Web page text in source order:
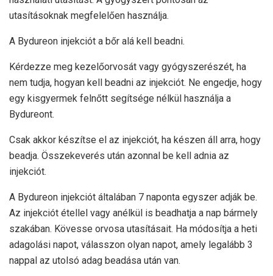
utasításoknak megfelelően használja.
A Bydureon injekciót a bőr alá kell beadni.
Kérdezze meg kezelőorvosát vagy gyógyszerészét, ha
nem tudja, hogyan kell beadni az injekciót. Ne engedje, hogy
egy kisgyermek felnőtt segítsége nélkül használja a
Bydureont.
Csak akkor készítse el az injekciót, ha készen áll arra, hogy
beadja. Összekeverés után azonnal be kell adnia az
injekciót.
A Bydureon injekciót általában 7 naponta egyszer adják be.
Az injekciót étellel vagy anélkül is beadhatja a nap bármely
szakában. Kövesse orvosa utasításait. Ha módosítja a heti
adagolási napot, válasszon olyan napot, amely legalább 3
nappal az utolsó adag beadása után van.